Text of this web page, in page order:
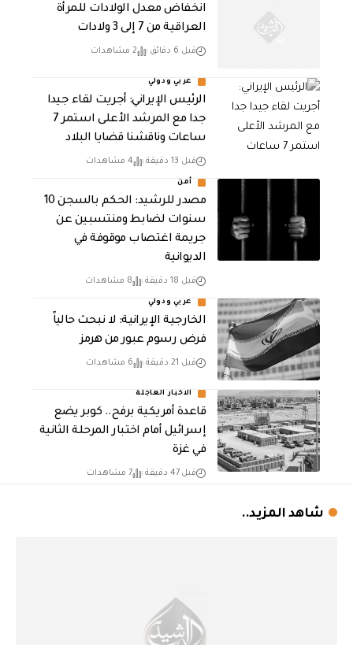
انخفاض معدل الولادات للمرأة
العراقية من 7 إلى 3 ولادات
قبل 6 دقائق 2 مشاهدات
عربي ودولي
الرئيس الإيراني: أجريت لقاء جيدا
جدا مع المرشد الأعلى استمر 7
ساعات وناقشنا قضايا البلاد
قبل 13 دقيقة 4 مشاهدات
أمن
مصدر للرشيد: الحكم بالسجن 10
سنوات لضابط ومنتسبين عن
جريمة اغتصاب موقوفة في
الديوانية
قبل 18 دقيقة 8 مشاهدات
عربي ودولي
الخارجية الإيرانية: لا نبحث حالياً
فرض رسوم عبور من هرمز
قبل 21 دقيقة 6 مشاهدات
الاخبار العاجلة
قاعدة أمريكية برفح.. كوبر يضع
إسرائيل أمام اختبار المرحلة الثانية
في غزة
قبل 47 دقيقة 7 مشاهدات
شاهد المزيد..